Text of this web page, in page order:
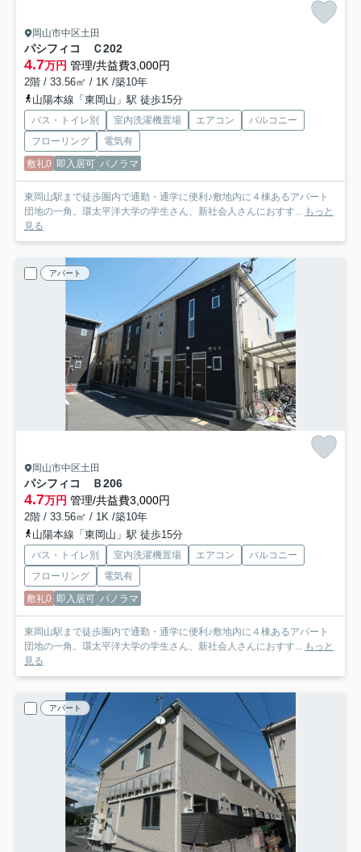
岡山市中区土田
パシフィコ Ｃ202
4.7万円 管理/共益費3,000円
2階 / 33.56㎡ / 1K /築10年
山陽本線「東岡山」駅 徒歩15分
バス・トイレ別 室内洗濯機置場 エアコン
バルコニー
フローリング
電気有
敷礼0 即入居可 パノラマ
東岡山駅まで徒歩圏内で通勤・通学に便利♪敷地内に４棟あるアパート
団地の一角。環太平洋大学の学生さん、新社会人さんにおすす... もっと
見る
アパート
岡山市中区土田
パシフィコ Ｂ206
4.7万円 管理/共益費3,000円
2階 / 33.56㎡ / 1K /築10年
山陽本線「東岡山」駅 徒歩15分
バス・トイレ別 室内洗濯機置場 エアコン
バルコニー
フローリング
電気有
敷礼0 即入居可 パノラマ
東岡山駅まで徒歩圏内で通勤・通学に便利♪敷地内に４棟あるアパート
団地の一角。環太平洋大学の学生さん、新社会人さんにおすす... もっと
見る
アパート